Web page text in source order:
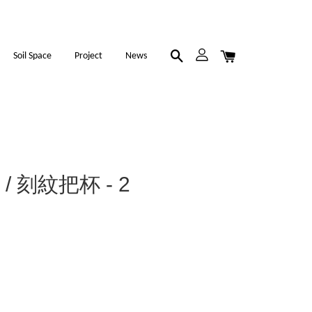
Soil Space Project News
刻紋把杯 - 2